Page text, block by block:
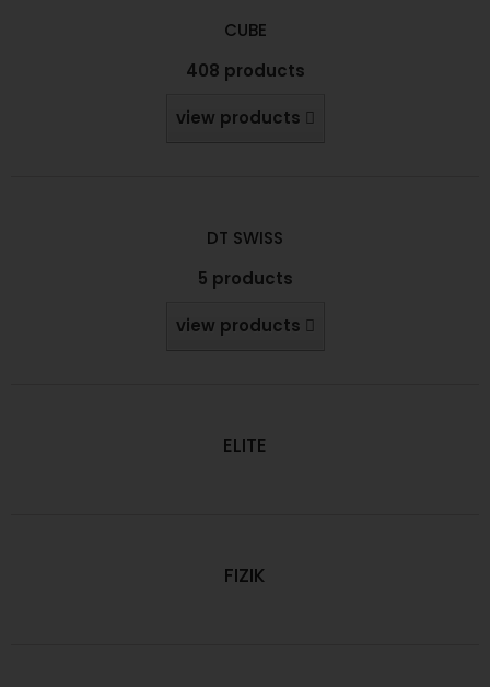
CUBE
408 products
view products
DT SWISS
5 products
view products
ELITE
FIZIK